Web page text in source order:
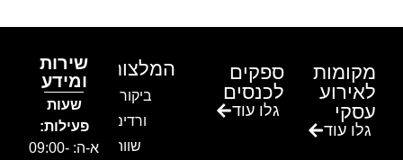
מקומות
לאירוע
עסקי
גלו עוד
ספקים
לכנסים
גלו עוד
המלצות
ביקור בגן
ורדים –
שווה!!
שירות
ומידע
שעות
פעילות:
א-ה: 09:00-